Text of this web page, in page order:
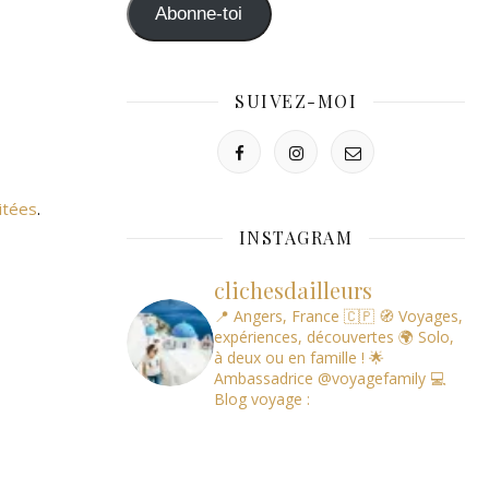
.
Abonne-toi
SUIVEZ-MOI
INSTAGRAM
clichesdailleurs
📍 Angers, France 🇨🇵 🧭 Voyages,
expériences, découvertes 🌍 Solo,
à deux ou en famille ! 🌟
Ambassadrice @voyagefamily 💻
Blog voyage :